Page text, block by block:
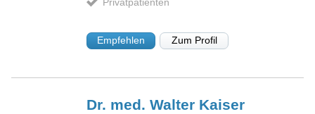
Empfehlen Zum Profil
Dr. med. Walter Kaiser